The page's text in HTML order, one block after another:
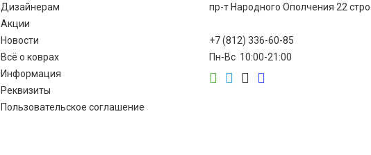
Дизайнерам
Акции
Новости
Всё о коврах
Информация
Реквизиты
Пользовательское соглашение
пр-т Народного Ополчения 22
+7 (812) 336-60-85
Пн-Вс 10:00-21:00